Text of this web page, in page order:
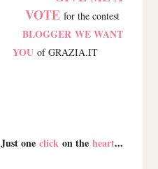
VOTEfor the contest
BLOGGER WE WANT
YOUof GRAZIA.IT
Just one clickon the heart...